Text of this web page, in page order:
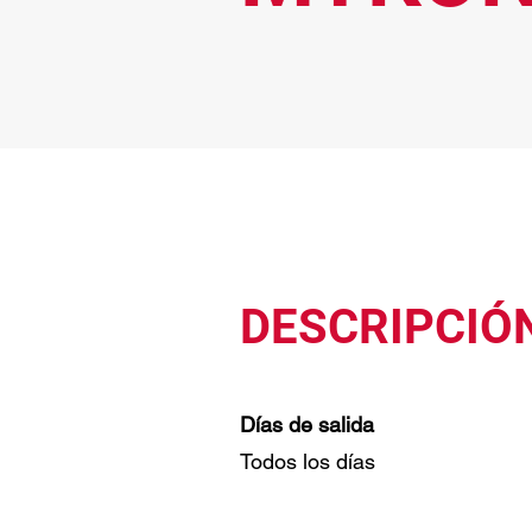
Días de salida
Todos los días